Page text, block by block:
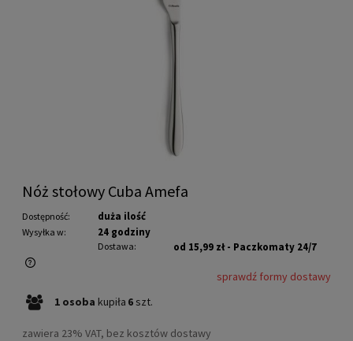
Nóż stołowy Cuba Amefa
Dostępność: duża ilość
Wysyłka w: 24 godziny
Dostawa: od 15,99 zł - Paczkomaty 24/7
Cena nie zawiera ewentualnych kosztów płatności
sprawdź formy dostawy
1 osoba kupiła 6 szt.
zawiera 23% VAT, bez kosztów dostawy